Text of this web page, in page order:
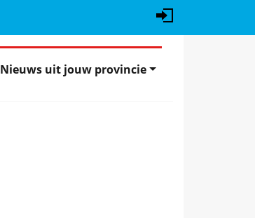
Nieuws uit jouw provincie